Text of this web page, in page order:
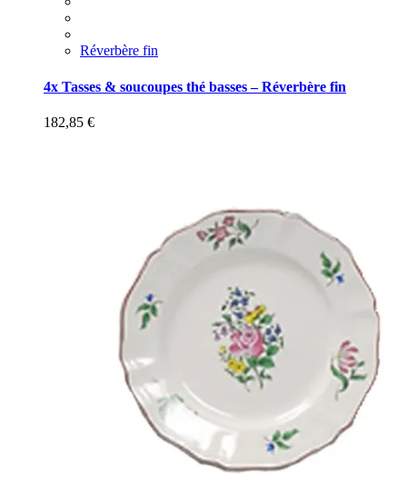
Réverbère fin
4x Tasses & soucoupes thé basses – Réverbère fin
182,85 €